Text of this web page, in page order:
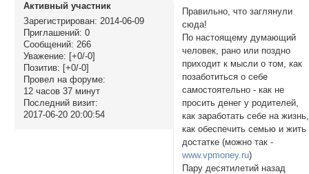
Активный участник
Зарегистрирован: 2014-06-09
Приглашений: 0
Сообщений: 266
Уважение: [+0/-0]
Позитив: [+0/-0]
Провел на форуме:
12 часов 37 минут
Последний визит:
2017-06-20 20:00:54
Правильно, что заглянули
сюда!
По настоящему думающий
человек, рано или поздно
приходит к мысли о том, как
позаботиться о себе
самостоятельно - как не
просить денег у родителей,
как заработать себе на жизнь,
как обеспечить семью и жить
достатке (можно так -
www.vpmoney.ru)
Пару десятилетий назад